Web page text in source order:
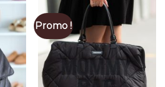
Promo !